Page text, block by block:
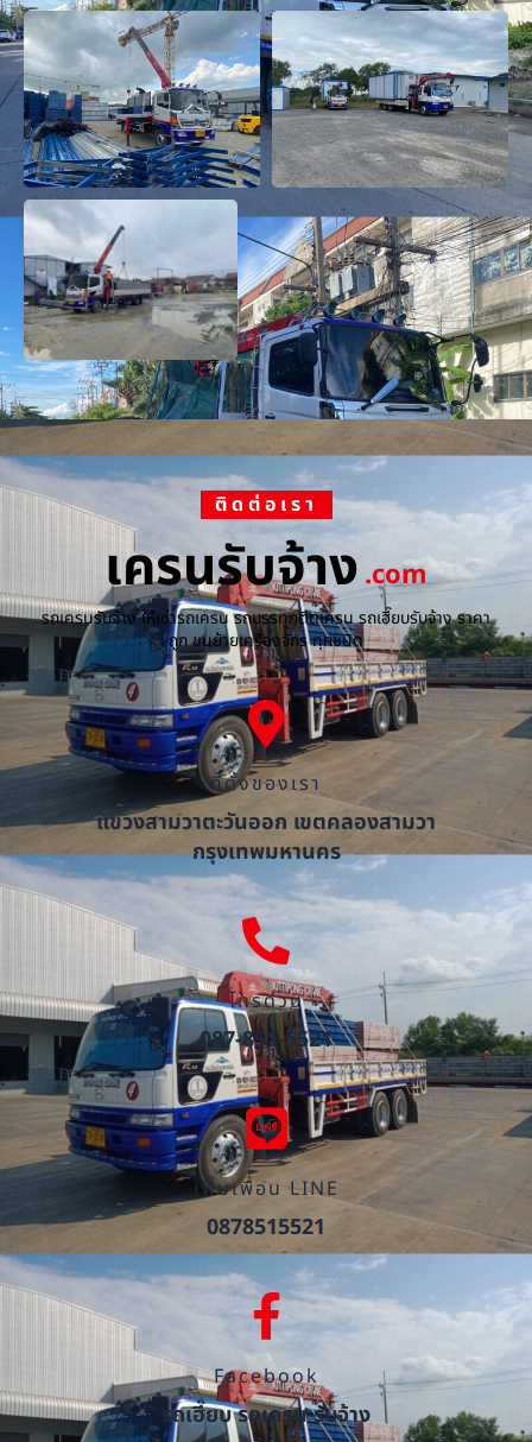
ติดต่อเรา
เครนรับจ้าง.com
รถเครนรับจ้าง ให้เช่ารถเครน รถบรรทุกติดเครน รถเฮี๊ยบรับจ้าง ราคา
ถูก ขนย้ายเครื่องจักร ทุกชนิด
ที่ตั้งของเรา
แขวงสามวาตะวันออก เขตคลองสามวา
กรุงเทพมหานคร
โทรด่วน
087-851-5521
เพิ่มเพื่อน LINE
0878515521
Facebook
รถเฮี๊ยบ รถเครน รับจ้าง